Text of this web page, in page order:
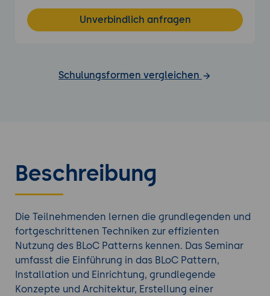
Unverbindlich anfragen
Schulungsformen vergleichen
Beschreibung
Die Teilnehmenden lernen die grundlegenden und
fortgeschrittenen Techniken zur effizienten
Nutzung des BLoC Patterns kennen. Das Seminar
umfasst die Einführung in das BLoC Pattern,
Installation und Einrichtung, grundlegende
Konzepte und Architektur, Erstellung einer